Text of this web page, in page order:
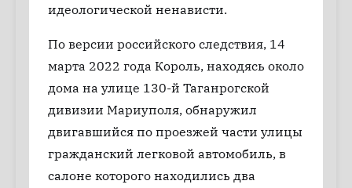
идеологической ненависти.
По версии российского следствия, 14
марта 2022 года Король, находясь около
дома на улице 130-й Таганрогской
дивизии Мариуполя, обнаружил
двигавшийся по проезжей части улицы
гражданский легковой автомобиль, в
салоне которого находились два